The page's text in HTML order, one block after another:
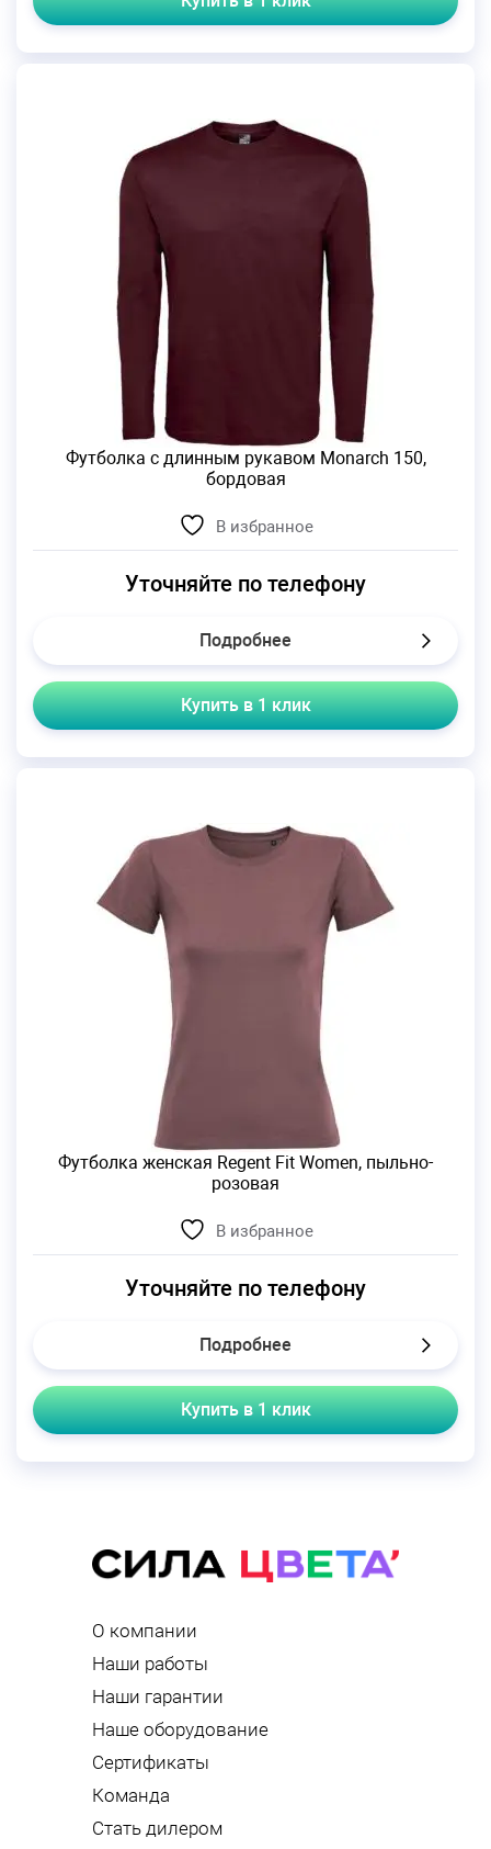
Футболка с длинным рукавом Monarch 150,
бордовая
В избранное
Уточняйте по телефону
Подробнее
Купить в 1 клик
Футболка женская Regent Fit Women, пыльно-
розовая
В избранное
Уточняйте по телефону
Подробнее
Купить в 1 клик
О компании
Наши работы
Наши гарантии
Наше оборудование
Сертификаты
Команда
Стать дилером